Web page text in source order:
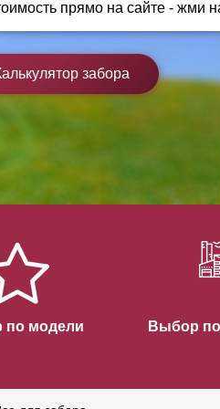
Заборы для дачи
Заборы и ограждения для школ
Забор на участок 10 соток
прямо на сайте - жми
забора
по модели Выбор